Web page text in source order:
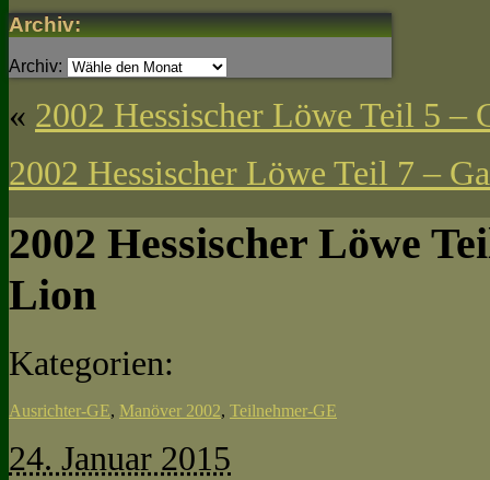
Archiv:
Archiv:
« 2002 Hessischer Löwe Teil 5 –
2002 Hessischer Löwe Teil 7 –
2002 Hessischer Löwe
Lion
Kategorien:
Ausrichter-GE, Manöver 2002, Teilnehmer-GE
24. Januar 2015